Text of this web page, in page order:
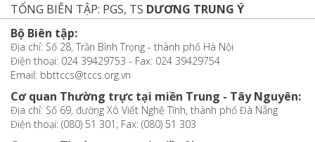
TỔNG BIÊN TẬP: PGS, TS DƯƠNG TRUNG Ý
Bộ Biên tập:
Địa chỉ: Số 28, Trần Bình Trọng - thành phố Hà Nội
Điện thoại: 024 39429753 - Fax: 024 39429754
Email: bbttccs@tccs.org.vn
Cơ quan Thường trực tại miền Trung - Tây Nguyên:
Địa chỉ: Số 69, đường Xô Viết Nghệ Tĩnh, thành phố Đà Nẵng
Điện thoại: (080) 51 301; Fax: (080) 51 303